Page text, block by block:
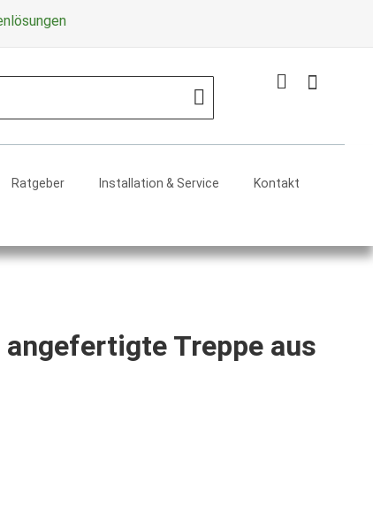
Mein
Ratgeber Installation & Service Kontakt
Treppe aus